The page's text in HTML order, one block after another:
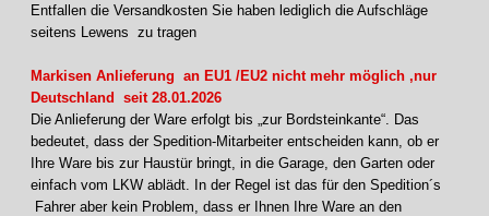
Entfallen die Versandkosten Sie haben lediglich die Aufschläge
seitens Lewens zu tragen
Markisen Anlieferung an EU1 /EU2 nicht mehr möglich ,nur
Deutschland seit 28.01.2026
Die Anlieferung der Ware erfolgt bis „zur Bordsteinkante“. Das
bedeutet, dass der Spedition-Mitarbeiter entscheiden kann, ob er
Ihre Ware bis zur Haustür bringt, in die Garage, den Garten oder
einfach vom LKW ablädt. In der Regel ist das für den Spedition´s
Fahrer aber kein Problem, dass er Ihnen Ihre Ware an den